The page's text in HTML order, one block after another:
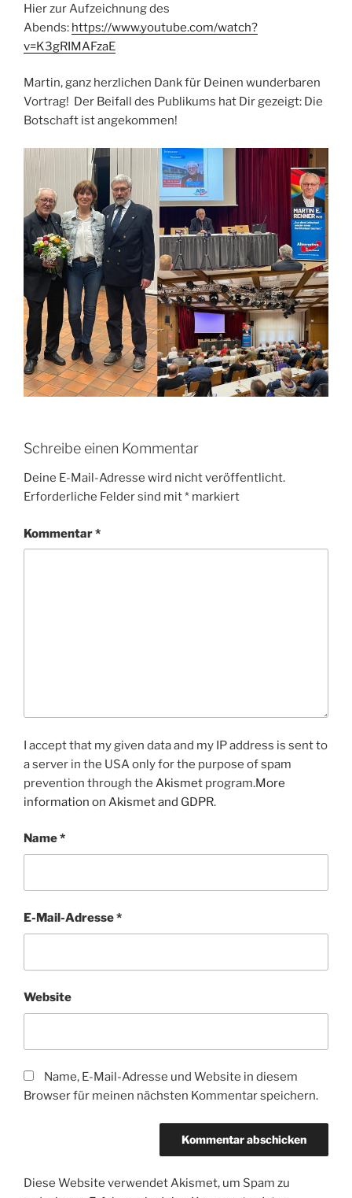
Hier zur Aufzeichnung des
Abends: https://www.youtube.com/watch?
v=K3gRIMAFzaE
Martin, ganz herzlichen Dank für Deinen wunderbaren
Vortrag! Der Beifall des Publikums hat Dir gezeigt: Die
Botschaft ist angekommen!
Schreibe einen Kommentar
Deine E-Mail-Adresse wird nicht veröffentlicht.
Erforderliche Felder sind mit* markiert
Kommentar*
I accept that my given data and my IP address is sent to
a server in the USA only for the purpose of spam
prevention through the Akismet program.More
information on Akismet and GDPR.
Name*
E-Mail-Adresse*
Website
Name, E-Mail-Adresse und Website in diesem
Browser für meinen nächsten Kommentar speichern.
Diese Website verwendet Akismet, um Spam zu